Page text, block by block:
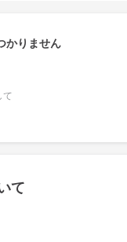
かりません
て
て